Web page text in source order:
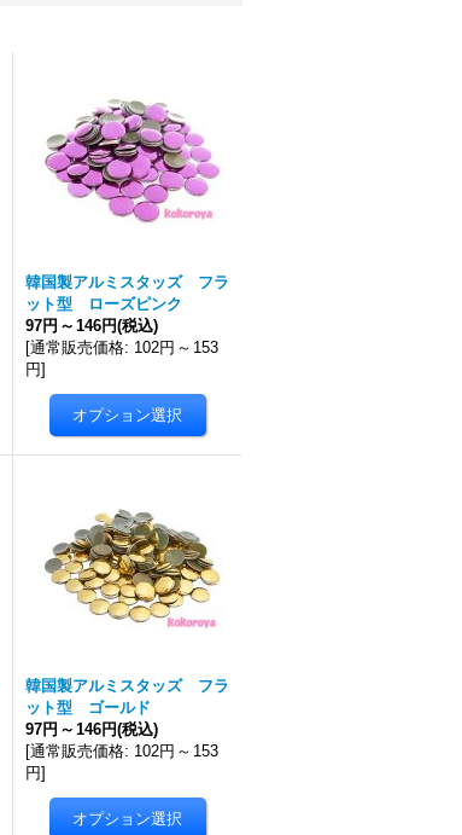
韓国製アルミスタッズ フラ
ット型 ローズピンク
97円 ～ 146円(税込)
[通常販売価格: 102円 ～ 153
円]
韓国製アルミスタッズ フラ
ット型 ゴールド
97円 ～ 146円(税込)
[通常販売価格: 102円 ～ 153
円]